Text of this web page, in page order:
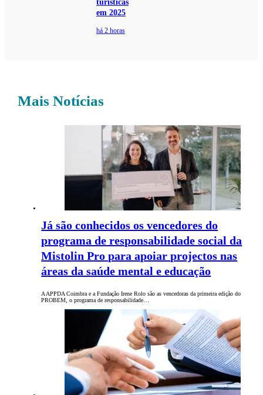
turísticas
em 2025
há 2 horas
Mais Notícias
Já são conhecidos os vencedores do
programa de responsabilidade social da
Mistolin Pro para apoiar projectos nas
áreas da saúde mental e educação
A APPDA Coimbra e a Fundação Irene Rolo são as vencedoras da primeira edição do
PROBEM, o programa de responsabilidade…